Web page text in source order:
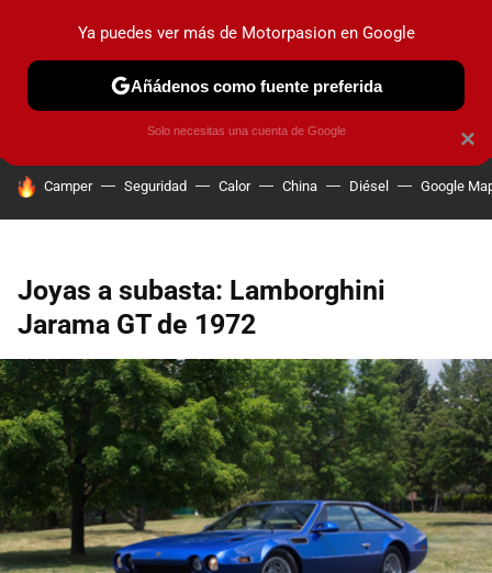
PRUEBAS COCHES ELÉCTRICOS OBSERVATORIO
HOY SE HABLA DE
Camper Seguridad Calor China Diésel Google
Joyas a subasta: Lamborghini
Jarama GT de 1972
×
Ya puedes ver más de Motorpasion en Google
Añádenos como fuente preferida
Solo necesitas una cuenta de Google